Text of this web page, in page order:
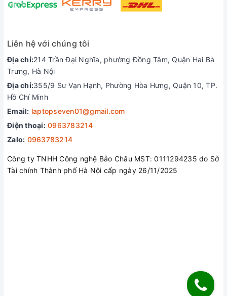
Liên hệ với chúng tôi
Địa chỉ:214 Trần Đại Nghĩa, phường Đồng Tâm, Quận Hai Bà
Trưng, Hà Nội
Địa chỉ:355/9 Sư Vạn Hạnh, Phường Hòa Hưng, Quận 10, TP.
Hồ Chí Minh
Email: laptopseven01@gmail.com
Điện thoại: 0963783214
Zalo: 0963783214
Công ty TNHH Công nghệ Bảo Châu MST: 0111294235 do Sở
Tài chính Thành phố Hà Nội cấp ngày 26/11/2025